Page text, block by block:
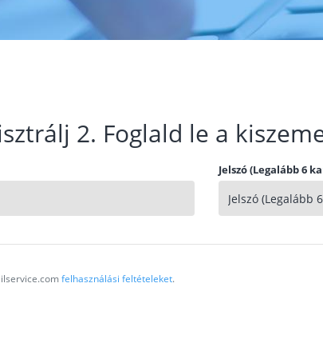
2. Foglald le a
Jelszó (Legalább 6
felhasználási feltételeket.